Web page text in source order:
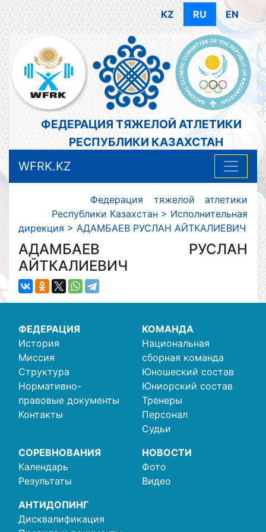
KZ RU EN
ФЕДЕРАЦИЯ ТЯЖЕЛОЙ АТЛЕТИКИ
РЕСПУБЛИКИ КАЗАХСТАН
WFRK.KZ
Федерация тяжелой атлетики
Республики Казахстан > Исполнительная
дирекция > АДАМБАЕВ РУСЛАН АЙТКАЛИЕВИЧ
АДАМБАЕВ РУСЛАН
АЙТКАЛИЕВИЧ
ФЕДЕРАЦИЯ
История
Миссия
Структура
Нормативно-
правовые документы
Контакты
КОМАНДА
Национальная
сборная команда
Юношеский состав
Юниорский состав
Тренеры
Персонал
Судьи
СОРЕВНОВАНИЯ
Календарь
Результаты
НОВОСТИ
Фото
Видео
АНТИДОПИНГ
Дисквалификация